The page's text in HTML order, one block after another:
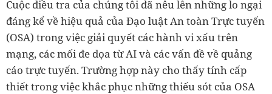
Cuộc điều tra của chúng tôi đã nêu lên những lo ngại
đáng kể về hiệu quả của Đạo luật An toàn Trực tuyến
(OSA) trong việc giải quyết các hành vi xấu trên
mạng, các mối đe dọa từ AI và các vấn đề về quảng
cáo trực tuyến. Trường hợp này cho thấy tính cấp
thiết trong việc khắc phục những thiếu sót của OSA